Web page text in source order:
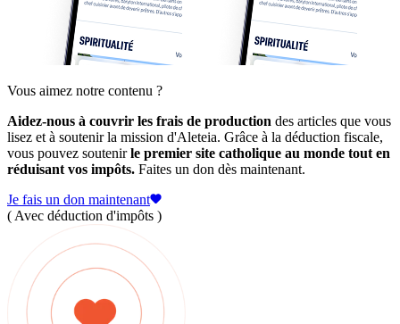
Vous aimez notre contenu ?
Aidez-nous à couvrir les frais de production des articles que vous
lisez et à soutenir la mission d'Aleteia. Grâce à la déduction fiscale,
vous pouvez soutenirle premier site catholique au monde tout en
réduisant vos impôts. Faites un don dès maintenant.
Je fais un don maintenant
( Avec déduction d'impôts )